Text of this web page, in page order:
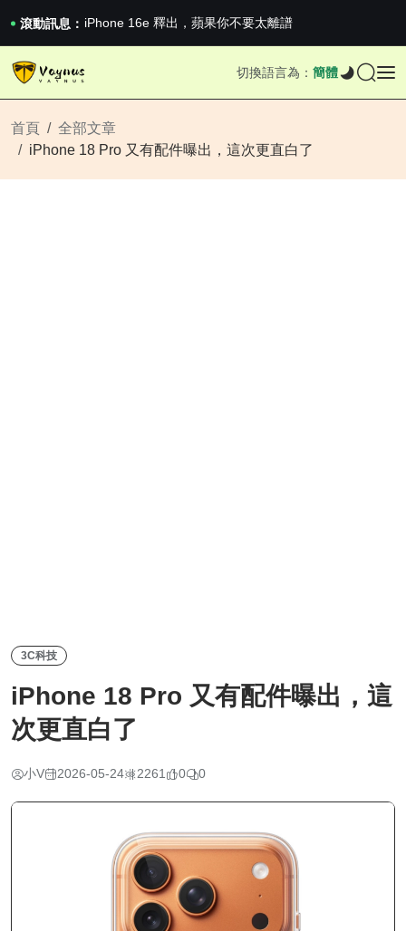
滾動訊息： 2026澳網男單收官：全滿貫對上全滿亞，德約...
《巔峰守衛 Highguard》正式上線，官...
iPhone 16e 釋出，蘋果你不要太離譜
切換語言為： 簡體
首頁
全部文章
iPhone 18 Pro 又有配件曝出，這次更直白了
3C科技
iPhone 18 Pro 又有配件曝出，這
次更直白了
小V 2026-05-24 2261 0 0